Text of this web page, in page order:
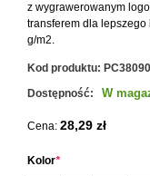
z wygrawerowanym
transferem dla lepszego
g/m2.
Kod produktu: PC38090
Dostępność:
W
Cena: 28,29 zł
*
Kolor